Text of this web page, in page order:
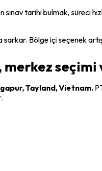
tarihi bulmak, süreci
Bölge içi seçenek
seçimi
Tayland, Vietnam.